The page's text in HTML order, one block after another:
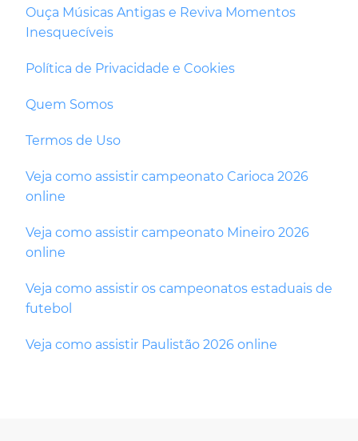
Ouça Músicas Antigas e Reviva Momentos
Inesquecíveis
Política de Privacidade e Cookies
Quem Somos
Termos de Uso
Veja como assistir campeonato Carioca 2026
online
Veja como assistir campeonato Mineiro 2026
online
Veja como assistir os campeonatos estaduais de
futebol
Veja como assistir Paulistão 2026 online